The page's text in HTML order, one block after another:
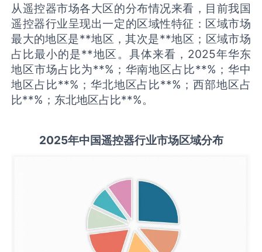
从遥控器市场各大区的分布情况来看，目前我国
遥控器行业呈现出一定的区域性特征：区域市场
最大的地区是**地区，其次是**地区；区域市场
占比最小的是**地区。具体来看，2025年华东
地区市场占比为**%；华南地区占比**%；华中
地区占比**%；华北地区占比**%；西部地区占
比**%；东北地区占比**%。
2025年中国遥控器行业市场区域分布